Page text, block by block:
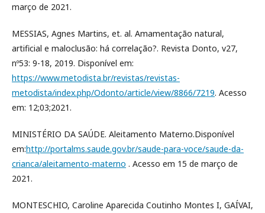
março de 2021.
MESSIAS, Agnes Martins, et. al. Amamentação natural,
artificial e maloclusão: há correlação?. Revista Donto, v27,
nº53: 9-18, 2019. Disponível em:
https://www.metodista.br/revistas/revistas-
metodista/index.php/Odonto/article/view/8866/7219. Acesso
em: 12;03;2021.
MINISTÉRIO DA SAÚDE. Aleitamento Materno.Disponível
em:http://portalms.saude.gov.br/saude-para-voce/saude-da-
crianca/aleitamento-materno . Acesso em 15 de março de
2021.
MONTESCHIO, Caroline Aparecida Coutinho Montes I, GAÍVAI,